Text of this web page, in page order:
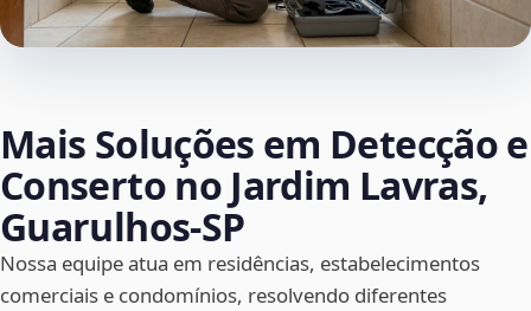
Mais Soluções em Detecção e
Conserto no Jardim Lavras,
Guarulhos‑SP
Nossa equipe atua em residências, estabelecimentos
comerciais e condomínios, resolvendo diferentes